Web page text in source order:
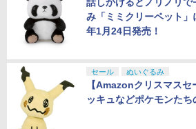
み「ミミクリーペット
年1月24日発売！
セール ぬいぐるみ
【Amazonクリスマスセ
ッキュなどポケモンた